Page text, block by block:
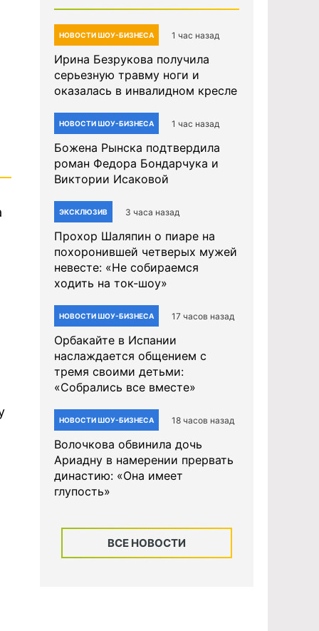
НОВОСТИ ШОУ-БИЗНЕСА 1 час назад
Ирина Безрукова получила
серьезную травму ноги и
оказалась в инвалидном кресле
НОВОСТИ ШОУ-БИЗНЕСА 1 час назад
Божена Рынска подтвердила
роман Федора Бондарчука и
Виктории Исаковой
ЭКСКЛЮЗИВ 3 часа назад
Прохор Шаляпин о пиаре на
похоронившей четверых мужей
невесте: «Не собираемся
ходить на ток-шоу»
НОВОСТИ ШОУ-БИЗНЕСА 17 часов назад
Орбакайте в Испании
наслаждается общением с
тремя своими детьми:
«Собрались все вместе»
НОВОСТИ ШОУ-БИЗНЕСА 18 часов назад
Волочкова обвинила дочь
Ариадну в намерении прервать
династию: «Она имеет
глупость»
ВСЕ НОВОСТИ